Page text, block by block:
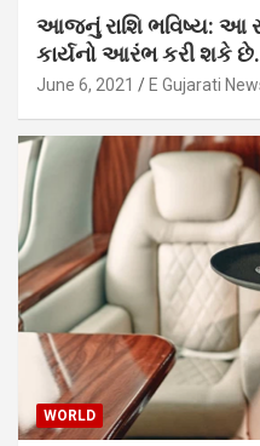
આજનું રાશિ ભવિષ્ય: આ
કાર્યનો આરંભ કરી શકે
June 6, 2021 E Gujarati
WORLD